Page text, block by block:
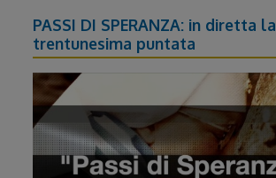
PASSI DI SPERANZA: in diretta la
trentunesima puntata